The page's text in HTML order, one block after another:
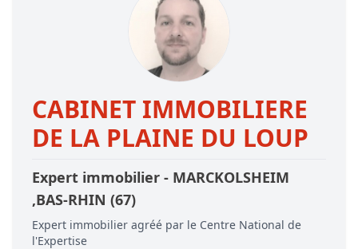
CABINET IMMOBILIERE
DE LA PLAINE DU LOUP
Expert immobilier - MARCKOLSHEIM
,BAS-RHIN (67)
Expert immobilier agréé par le Centre National de
l'Expertise